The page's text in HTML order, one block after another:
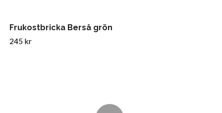
Frukostbricka Berså grön
245 kr